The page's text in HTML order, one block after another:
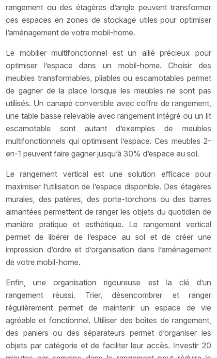
rangement ou des étagères d’angle peuvent transformer
ces espaces en zones de stockage utiles pour optimiser
l’aménagement de votre mobil-home.
Le mobilier multifonctionnel est un allié précieux pour
optimiser l’espace dans un mobil-home. Choisir des
meubles transformables, pliables ou escamotables permet
de gagner de la place lorsque les meubles ne sont pas
utilisés. Un canapé convertible avec coffre de rangement,
une table basse relevable avec rangement intégré ou un lit
escamotable sont autant d’exemples de meubles
multifonctionnels qui optimisent l’espace. Ces meubles 2-
en-1 peuvent faire gagner jusqu’à 30% d’espace au sol.
Le rangement vertical est une solution efficace pour
maximiser l’utilisation de l’espace disponible. Des étagères
murales, des patères, des porte-torchons ou des barres
aimantées permettent de ranger les objets du quotidien de
manière pratique et esthétique. Le rangement vertical
permet de libérer de l’espace au sol et de créer une
impression d’ordre et d’organisation dans l’aménagement
de votre mobil-home.
Enfin, une organisation rigoureuse est la clé d’un
rangement réussi. Trier, désencombrer et ranger
régulièrement permet de maintenir un espace de vie
agréable et fonctionnel. Utiliser des boîtes de rangement,
des paniers ou des séparateurs permet d’organiser les
objets par catégorie et de faciliter leur accès. Investir 20